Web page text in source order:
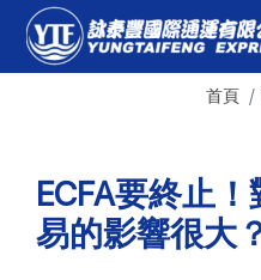
首頁
ECFA要終止
易的影響很大